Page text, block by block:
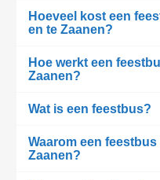
Hoeveel kost een
en te Zaanen?
Hoe werkt een
Zaanen?
Wat is een feestbus?
Waarom een
Zaanen?